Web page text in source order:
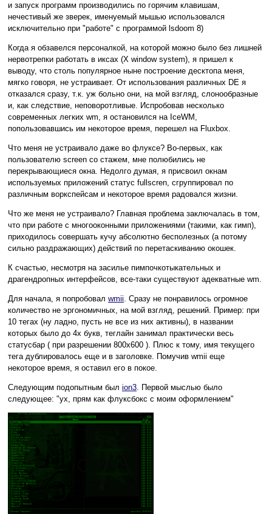
и запуск программ производились по горячим клавишам,
нечестивый же зверек, именуемый мышью использовался
исключительно при "работе" с программой lsdoom 8)
Когда я обзавелся персоналкой, на которой можно было без лишней
нервотрепки работать в иксах (X window system), я пришел к
выводу, что столь популярное ныне построение десктопа меня,
мягко говоря, не устраивает. От использования различных DE я
отказался сразу, т.к. уж больно они, на мой взгляд, слонообразные
и, как следствие, неповоротливые. Испробовав несколько
современных легких wm, я остановился на IceWM,
попользовавшись им некоторое время, перешел на Fluxbox.
Что меня не устраивало даже во флуксе? Во-первых, как
пользователю screen со стажем, мне полюбились не
перекрывающиеся окна. Недолго думая, я присвоил окнам
используемых приложений статус fullscren, сгруппировал по
различным воркспейсам и некоторое время радовался жизни.
Что же меня не устраивало? Главная проблема заключалась в том,
что при работе с многооконными приложениями (такими, как гимп),
приходилось совершать кучу абсолютно бесполезных (а потому
сильно раздражающих) действий по перетаскиванию окошек.
К счастью, несмотря на засилье пимпочкотыкательных и
драгендропных интерфейсов, все-таки существуют адекватные wm.
Для начала, я попробовал wmii. Сразу не понравилось огромное
количество не эргономичных, на мой взгляд, решений. Пример: при
10 тегах (ну ладно, пусть не все из них активны), в названии
которых было до 4х букв, теглайн занимал практически весь
статусбар ( при разрешении 800х600 ). Плюс к тому, имя текущего
тега дублировалось еще и в заголовке. Помучив wmii еще
некоторое время, я оставил его в покое.
Следующим подопытным был ion3. Первой мыслью было
следующее: "ух, прям как флуксбокс с моим оформлением"